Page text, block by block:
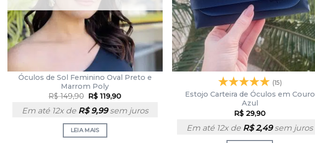
Óculos de Sol Feminino Oval Preto e
Marrom Poly
R$149,90 R$ 119,90
Em até 12x de R$9,99sem juros
LEIA MAIS
(15)
Estojo Carteira de Óculos em Couro
Azul
R$ 29,90
Em até 12x de R$2,49sem juros